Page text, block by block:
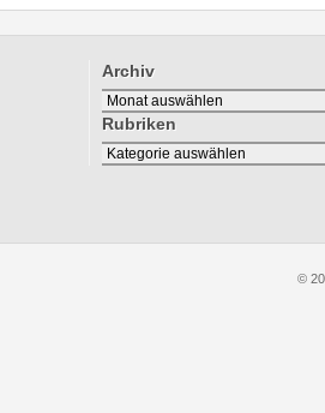
Archiv
Archiv
Rubriken
Rubriken
©